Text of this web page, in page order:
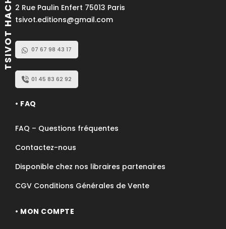
TSIVOT HACHEM 2 Rue Paulin Enfert 75013 Paris
tsivot.editions@gmail.com
07 67 98 43 17
01 45 83 62 92
• FAQ
FAQ – Questions fréquentes
Contactez-nous
Disponible chez nos libraires partenaires
CGV Conditions Générales de Vente
• MON COMPTE